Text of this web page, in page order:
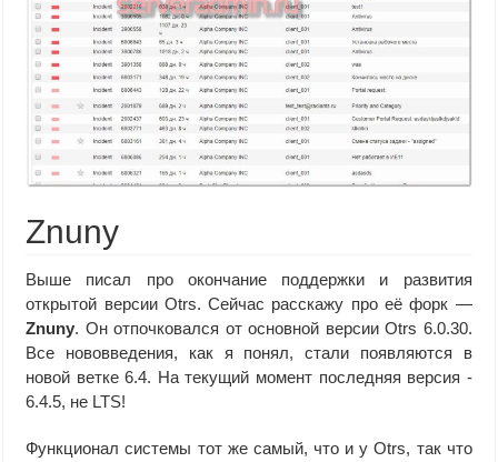
Znuny
Выше писал про окончание поддержки и развития
открытой версии Otrs. Сейчас расскажу про её форк —
Znuny. Он отпочковался от основной версии Otrs 6.0.30.
Все нововведения, как я понял, стали появляются в
новой ветке 6.4. На текущий момент последняя версия -
6.4.5, не LTS!
Функционал системы тот же самый, что и у Otrs, так что